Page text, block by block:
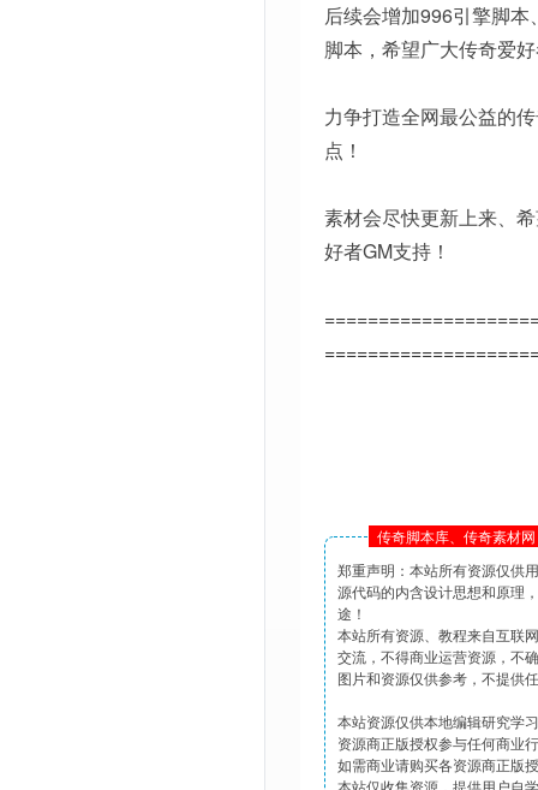
后续会增加996引擎脚本
脚本，希望广大传奇爱
力争打造全网最公益的
点！
素材会尽快更新上来、
好者GM支持！
传奇脚本库、传奇素材
郑重声明：本站所有资源仅供
源代码的内含设计思想和原理
途！
本站所有资源、教程来自互联
交流，不得商业运营资源，不
图片和资源仅供参考，不提供
本站资源仅供本地编辑研究学
资源商正版授权参与任何商业
如需商业请购买各资源商正版
本站仅收集资源，提供用户自